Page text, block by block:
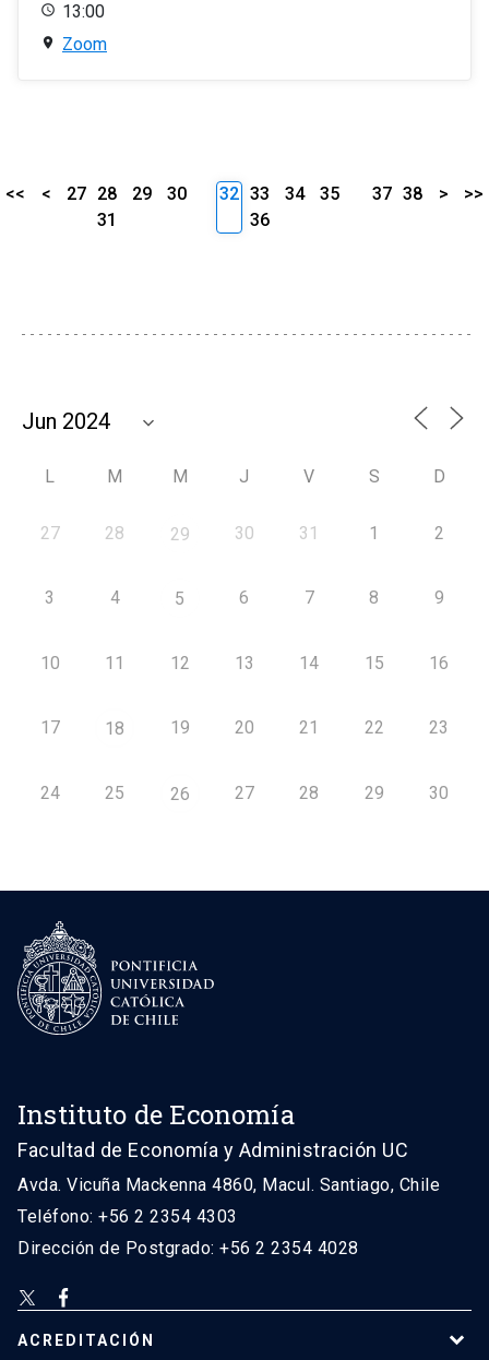
13:00
Zoom
<< < 27 28 29
30
31
32 33 34
35
36
37 38 > >>
L M M J V S D
27 28 29 30 31 1 2
3 4 5 6 7 8 9
10 11 12 13 14 15 16
17 18 19 20 21 22 23
24 25 26 27 28 29 30
Instituto de Economía
Facultad de Economía y Administración UC
Avda. Vicuña Mackenna 4860, Macul. Santiago, Chile
Teléfono: +56 2 2354 4303
Dirección de Postgrado: +56 2 2354 4028
ACREDITACIÓN